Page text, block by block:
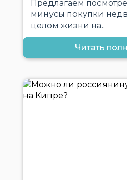
Предлагаем
минусы покупки
целом жизни на..
Читать